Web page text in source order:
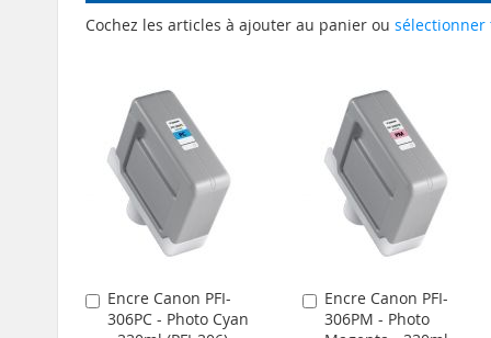
Cochez les articles à ajouter au panier ou sélectionner
Encre Canon PFI-
306PC - Photo Cyan
Ajouter
au
Encre Canon PFI-
306PM - Photo
Ajouter
au